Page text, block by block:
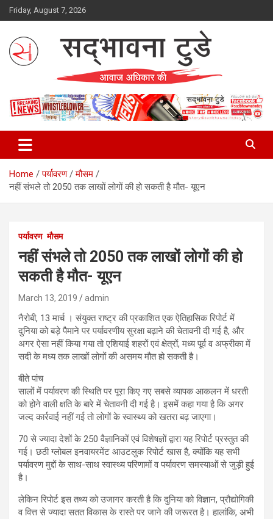
Skip
to
Friday, August 7, 2026
Sadbhawna Today
Home पर्यावरण
मौसम
नहीं संभले तो 2050 तक लाखों लोगों की हो सकती है मौत- यूएन
पर्यावरण मौसम
नहीं संभले तो 2050 तक लाखों लोगों की हो
सकती है मौत- यूएन
March 13, 2019 admin
नैरोबी, 13 मार्च । संयुक्त राष्ट्र की प्रकाशित एक ऐतिहासिक रिपोर्ट में
दुनिया को बड़े पैमाने पर पर्यावरणीय सुरक्षा बढ़ाने की चेतावनी दी गई है, और
अगर ऐसा नहीं किया गया तो एशियाई शहरों एवं क्षेत्रों, मध्य पूर्व व अफ्रीका में
सदी के मध्य तक लाखों लोगों की असमय मौत हो सकती है।
बीते पांच
सालों में पर्यावरण की स्थिति पर पूरा किए गए सबसे व्यापक आकलन में धरती
को होने वाली क्षति के बारे में चेतावनी दी गई है। इसमें कहा गया है कि अगर
जल्द कार्रवाई नहीं गई तो लोगों के स्वास्थ्य को खतरा बढ़ जाएगा।
70 से ज्यादा देशों के 250 वैज्ञानिकों एवं विशेषज्ञों द्वारा यह रिपोर्ट प्रस्तुत की
गई। छठी ग्लोबल इनवायरमेंट आउटलुक रिपोर्ट खास है, क्योंकि यह सभी
पर्यावरण मुद्दों के साथ-साथ स्वास्थ्य परिणामों व पर्यावरण समस्याओं से जुड़ी हुई
है।
लेकिन रिपोर्ट इस तथ्य को उजागर करती है कि दुनिया को विज्ञान, प्रौद्योगिकी
व वित्त से ज्यादा सतत विकास के रास्ते पर जाने की जरूरत है। हालांकि, अभी